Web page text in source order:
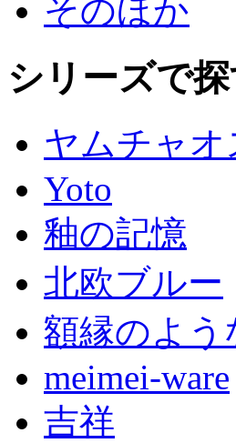
そのほか
シリーズで
ヤムチャオ
Yoto
釉の記憶
北欧ブルー
額縁のよう
meimei-ware
吉祥